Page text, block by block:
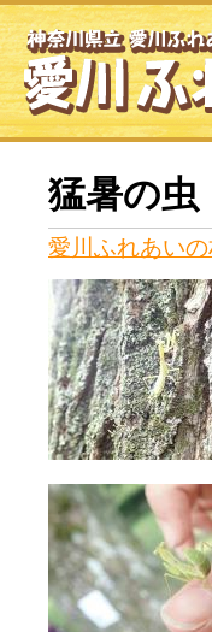
猛暑の虫
愛川ふれあい